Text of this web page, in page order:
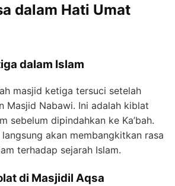
dalam Hati Umat
dalam Islam
masjid ketiga tersuci setelah
Masjid Nabawi. Ini adalah kiblat
sebelum dipindahkan ke Ka’bah.
akan membangkitkan rasa
terhadap sejarah Islam.
di Masjidil Aqsa